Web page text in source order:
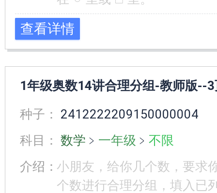
查看详情
1年级奥数14讲合理分组-教师版--
种子： 2412222209150000004
科目： 数学 ﹥ 一年级 ﹥ 不限
介绍：小朋友，给你几个数，要求
个数进行合理分组，填入已